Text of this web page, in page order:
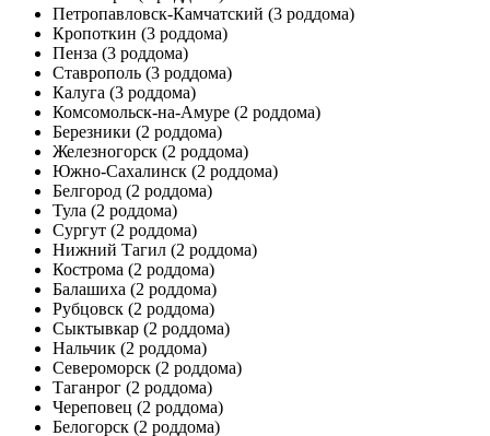
Петропавловск-Камчатский (3 роддома)
Кропоткин (3 роддома)
Пенза (3 роддома)
Ставрополь (3 роддома)
Калуга (3 роддома)
Комсомольск-на-Амуре (2 роддома)
Березники (2 роддома)
Железногорск (2 роддома)
Южно-Сахалинск (2 роддома)
Белгород (2 роддома)
Тула (2 роддома)
Сургут (2 роддома)
Нижний Тагил (2 роддома)
Кострома (2 роддома)
Балашиха (2 роддома)
Рубцовск (2 роддома)
Сыктывкар (2 роддома)
Нальчик (2 роддома)
Североморск (2 роддома)
Таганрог (2 роддома)
Череповец (2 роддома)
Белогорск (2 роддома)